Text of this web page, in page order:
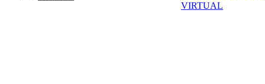
VIRTUAL